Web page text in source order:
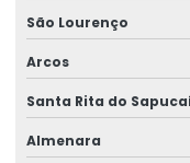
Ribbon 110x450 De Alta
Ribbon 110x450 Para
Ribbon 110x74 Alta
Ribbon 110x74 Para
São Lourenço
Arcos
Santa Rita do
Almenara